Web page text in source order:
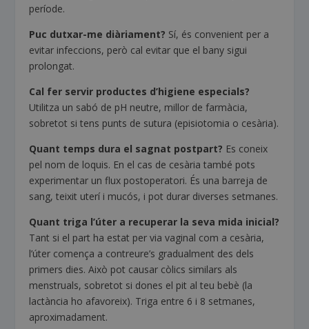
període.
Puc dutxar-me diàriament? Sí, és convenient per a
evitar infeccions, però cal evitar que el bany sigui
prolongat.
Cal fer servir productes d’higiene especials?
Utilitza un sabó de pH neutre, millor de farmàcia,
sobretot si tens punts de sutura (episiotomia o cesària).
Quant temps dura el sagnat postpart? Es coneix
pel nom de loquis. En el cas de cesària també pots
experimentar un flux postoperatori. És una barreja de
sang, teixit uterí i mucós, i pot durar diverses setmanes.
Quant triga l’úter a recuperar la seva mida inicial?
Tant si el part ha estat per via vaginal com a cesària,
l’úter comença a contreure’s gradualment des dels
primers dies. Això pot causar còlics similars als
menstruals, sobretot si dones el pit al teu bebè (la
lactància ho afavoreix). Triga entre 6 i 8 setmanes,
aproximadament.